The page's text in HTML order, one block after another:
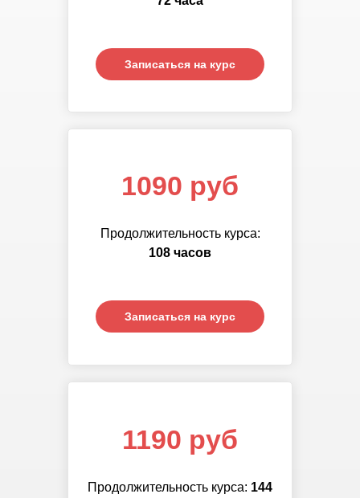
Записаться на курс
Записаться на курс
Продолжительность курса:
108 часов
1090 руб
Записаться на курс
Продолжительность курса: 144
1190 руб